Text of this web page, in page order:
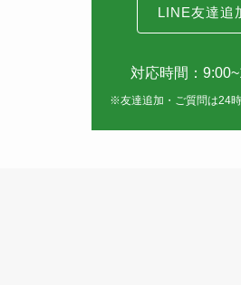
LINE友達追
対応時間：
※友達追加・ご質問は24